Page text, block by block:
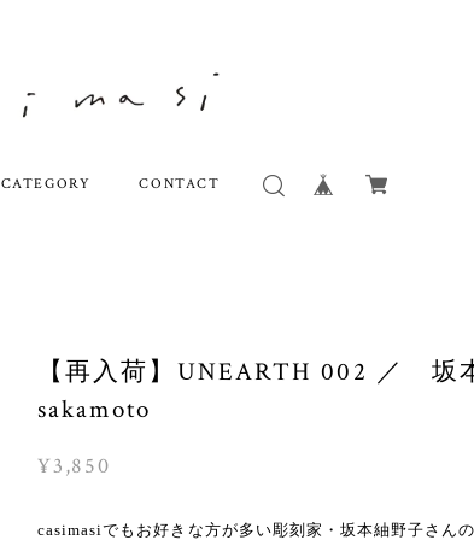
CATEGORY CONTACT
【再入荷】UNEARTH 002 ／ 坂
sakamoto
¥3,850
casimasiでもお好きな方が多い彫刻家・坂本紬野子さん